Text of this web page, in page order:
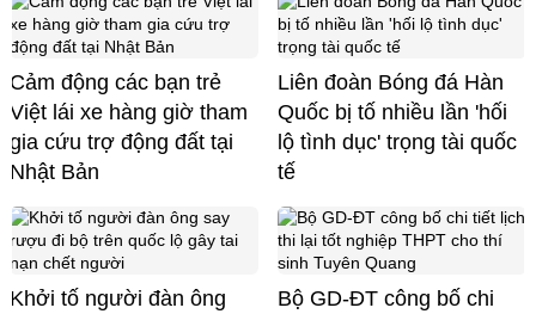
Cảm động các bạn trẻ
Việt lái xe hàng giờ tham
gia cứu trợ động đất tại
Nhật Bản
Liên đoàn Bóng đá Hàn
Quốc bị tố nhiều lần 'hối
lộ tình dục' trọng tài quốc
tế
Khởi tố người đàn ông Bộ GD-ĐT công bố chi